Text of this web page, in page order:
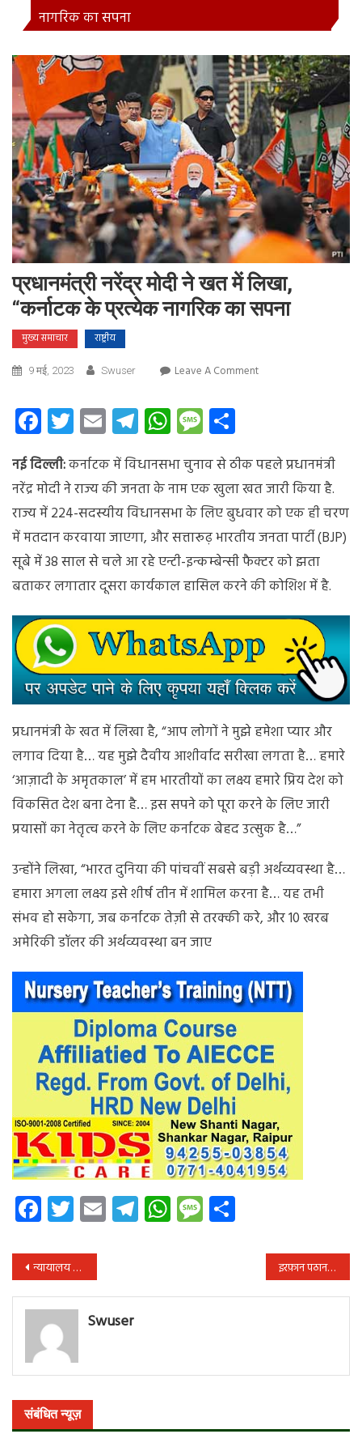
नागरिक का सपना
प्रधानमंत्री नरेंद्र मोदी ने खत में लिखा,
“कर्नाटक के प्रत्येक नागरिक का सपना
मुख्य समाचार राष्ट्रीय
9 मई, 2023 Swuser Leave A CommentOn
खत
में
“कर्नाटक
के
प्रत्येक
नागरिक
का
सपना
Facebook
Twitter
EmailTelegram
WhatsApp
Message
नई दिल्ली:कर्नाटक में विधानसभा चुनाव से ठीक पहले प्रधानमंत्री
नरेंद्र मोदी ने राज्य की जनता के नाम एक खुला खत जारी किया है.
राज्य में 224-सदस्यीय विधानसभा के लिए बुधवार को एक ही चरण
में मतदान करवाया जाएगा, और सत्तारूढ़ भारतीय जनता पार्टी (BJP)
सूबे में 38 साल से चले आ रहे एन्टी-इन्कम्बेन्सी फैक्टर को झता
बताकर लगातार दूसरा कार्यकाल हासिल करने की कोशिश में है.
प्रधानमंत्री के खत में लिखा है, “आप लोगों ने मुझे हमेशा प्यार और
लगाव दिया है… यह मुझे दैवीय आशीर्वाद सरीखा लगता है… हमारे
‘आज़ादी के अमृतकाल’ में हम भारतीयों का लक्ष्य हमारे प्रिय देश को
विकसित देश बना देना है… इस सपने को पूरा करने के लिए जारी
प्रयासों का नेतृत्व करने के लिए कर्नाटक बेहद उत्सुक है…”
उन्होंने लिखा, “भारत दुनिया की पांचवीं सबसे बड़ी अर्थव्यवस्था है…
हमारा अगला लक्ष्य इसे शीर्ष तीन में शामिल करना है… यह तभी
संभव हो सकेगा, जब कर्नाटक तेज़ी से तरक्की करे, और 10 खरब
अमेरिकी डॉलर की अर्थव्यवस्था बन जाए
Facebook
Twitter
EmailTelegram
WhatsApp
Message
पोस्ट
नेविगेशन
न्यायालय में प्रकरण के दौरान महिला का जबरदस्ती ससुराल में घुसकर रहने के प्रकरण में सख्त कार्यवाही आवश्यक इरफ़ान पठान ने शेयर की खास तस्वीर, देखकर फैन्स के बीच मची हलचल
Swuser
संबंधित न्यूज़